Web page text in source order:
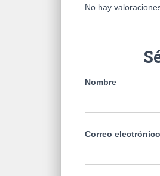
No hay
Nombre
Correo electrónico